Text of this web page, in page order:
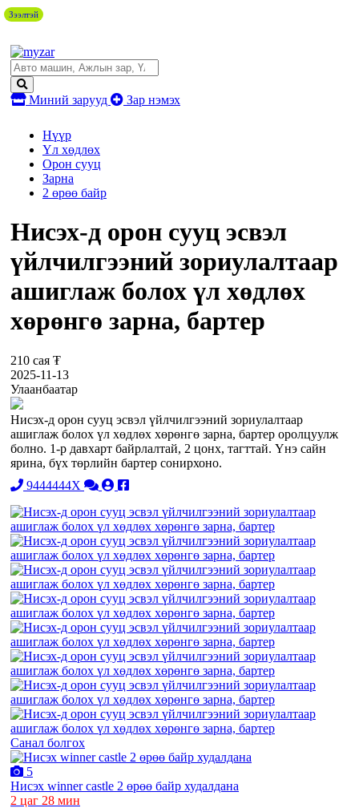
Миний зарууд Зар нэмэх
Нүүр
Үл хөдлөх
Орон сууц
Зарна
2 өрөө байр
Нисэх-д орон сууц эсвэл
үйлчилгээний зориулалтаар
ашиглаж болох үл хөдлөх
хөрөнгө зарна, бартер
210 сая ₮
2025-11-13
Улаанбаатар
Нисэх-д орон сууц эсвэл үйлчилгээний зориулалтаар
ашиглаж болох үл хөдлөх хөрөнгө зарна, бартер оролцуулж
болно. 1-р давхарт байрлалтай, 2 цонх, тагттай. Үнэ сайн
ярина, бүх төрлийн бартер сонирхоно.
9444444X
Санал болгох
5
Нисэх winner castle 2 өрөө байр худалдана
2 цаг 28 мин
Зээлтэй